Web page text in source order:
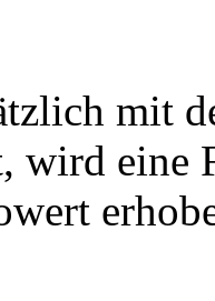
mit
wird eine